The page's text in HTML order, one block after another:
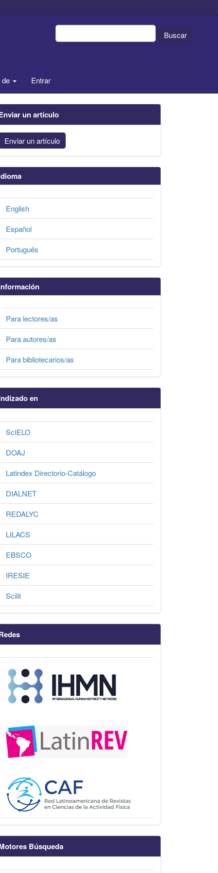
Buscar
Entrar
un artículo
Enviar un artículo
English
Español
Português
Para lectores/as
Para autores/as
Para bibliotecarios/as
en
ScIELO
DOAJ
Latindex Directorio-Catálogo
DIALNET
REDALYC
LILACS
EBSCO
IRESIE
Scilit
Búsqueda